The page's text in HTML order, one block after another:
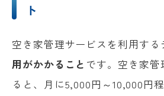
ト
空き家管理サービスを利用する
用がかかること です。空き家
ると、月に5,000円～10,000円